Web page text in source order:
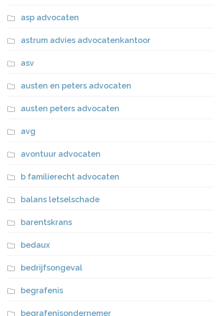
asp advocaten
astrum advies advocatenkantoor
asv
austen en peters advocaten
austen peters advocaten
avg
avontuur advocaten
b familierecht advocaten
balans letselschade
barentskrans
bedaux
bedrijfsongeval
begrafenis
begrafenisondernemer